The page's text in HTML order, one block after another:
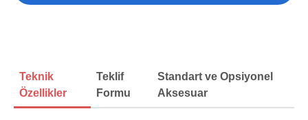
Teknik
Özellikler
Teklif
Formu
Standart ve Opsiyonel
Aksesuar